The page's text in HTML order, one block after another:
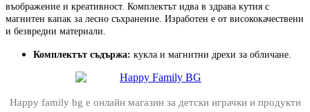
въображение и креативност. Комплектът идва в здрава кутия с
магнитен капак за лесно съхранение. Изработен е от висококачествени
и безвредни материали.
Комплектът съдържа: кукла и магнитни дрехи за обличане.
Happy family bg е онлайн магазин за детски играчки и продукти